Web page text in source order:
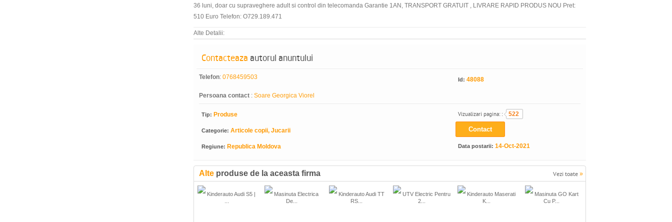
36 luni, doar cu supraveghere adult si control din telecomanda Garantie 1AN, TRANSPORT GRATUIT , LIVRARE RAPID PRODUS NOU Pret:
510 Euro Telefon: O729.189.471
Alte Detalii:
Contacteaza autorul anuntului
Telefon: 0768459503 Id: 48088
Persoana contact : Soare Georgica Viorel
Tip: Produse
Categorie: Articole copii, Jucarii
Regiune: Republica Moldova
Vizualizari pagina: : 522
Contact
Data postarii: 14-Oct-2021
Alte produse de la aceasta firma Vezi toate »
Kinderauto Audi S5 |
Masinuta Electrica
De...
Kinderauto Audi TT
RS...
UTV Electric Pentru
2...
Kinderauto Maserati
K...
Masinuta GO Kart
Cu P...